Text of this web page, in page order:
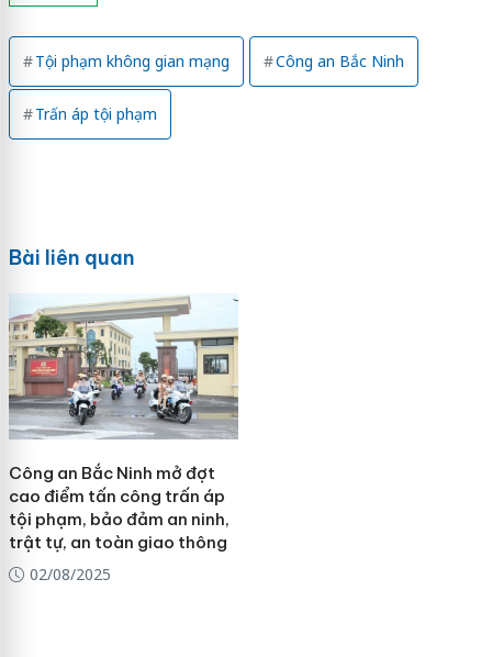
Tội phạm không gian mạng Công an Bắc Ninh
Trấn áp tội phạm
Bài liên quan
Công an Bắc Ninh mở đợt
cao điểm tấn công trấn áp
tội phạm, bảo đảm an ninh,
trật tự, an toàn giao thông
02/08/2025